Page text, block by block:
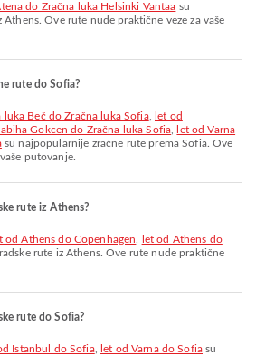
do Zračna luka Helsinki Vantaa su
Ove rute nude praktične veze za vaše
rute do Sofia?
luka Beč do Zračna luka Sofia,
let od
Gokcen do Zračna luka Sofia
let od Varna
su najpopularnije zračne rute prema Sofia. Ove
putovanje.
rute iz Athens?
od Athens do Copenhagen
let od Athens do
rute iz Athens. Ove rute nude praktične
rute do Sofia?
Istanbul do Sofia, let od Varna do Sofiasu